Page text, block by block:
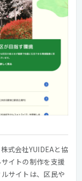
式会社YUIDEAと協
イトの制作を支援
サイトは、区民や